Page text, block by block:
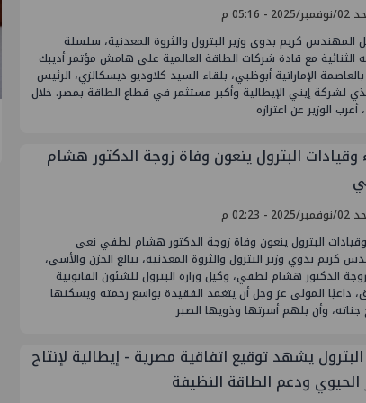
- 05:16 م
المهندس كريم بدوي وزير البترول والثروة المعدنية، سلسلة
الثنائية مع قادة شركات الطاقة العالمية على هامش مؤتمر أديبك
2025 بالعاصمة الإماراتية أبوظبي، بلقاء السيد كلاوديو ديسكالزي، الرئيس
لشركة إيني الإيطالية وأكبر مستثمر في قطاع الطاقة بمصر. خلال
أعرب الوزير عن اعتزازه
وقيادات البترول ينعون وفاة زوجة الدكتور هشام
- 02:23 م
وقيادات البترول ينعون وفاة زوجة الدكتور هشام لطفي نعى
كريم بدوي وزير البترول والثروة المعدنية، ببالغ الحزن والأسى،
الدكتور هشام لطفي، وكيل وزارة البترول للشئون القانونية
داعيًا المولى عز وجل أن يتغمد الفقيدة بواسع رحمته ويسكنها
وأن يلهم أسرتها وذويها الصبر
البترول يشهد توقيع اتفاقية مصرية - إيطالية لإنتاج
الحيوي ودعم الطاقة النظيفة
في
أحمد سليمان مقررًا للجنة التنمية
المستدامة بنقابة المهندسين